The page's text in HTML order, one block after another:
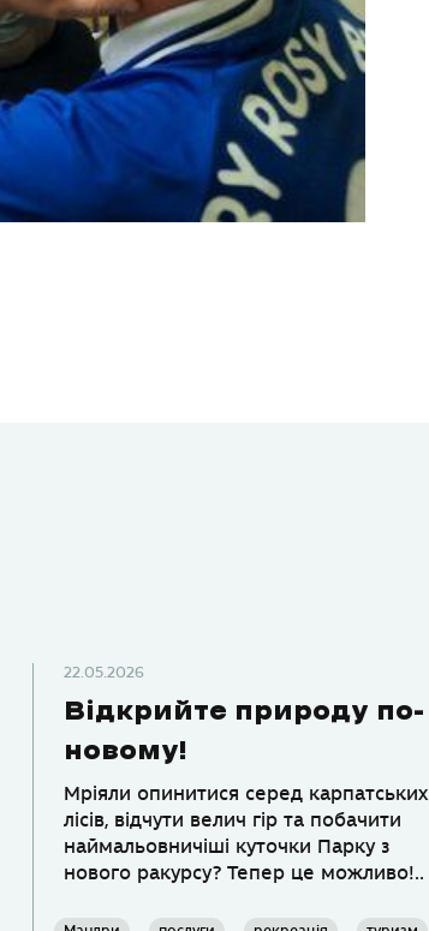
22.05.2026
Відкрийте природу по-
новому!
Мріяли опинитися серед карпатських
лісів, відчути велич гір та побачити
наймальовничіші куточки Парку з
нового ракурсу? Тепер це можливо!..